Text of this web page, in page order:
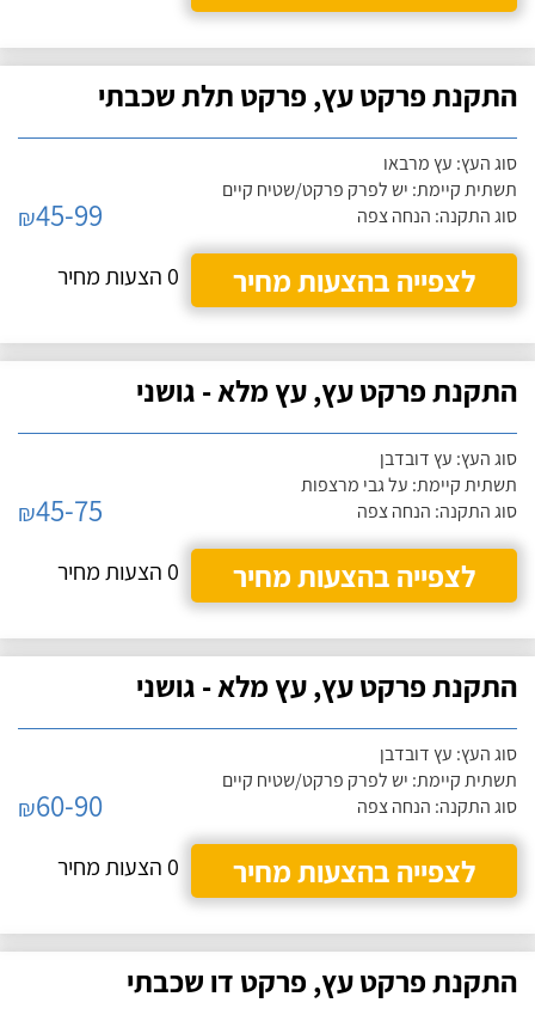
התקנת פרקט עץ, פרקט תלת שכבתי
סוג העץ: עץ מרבאו
תשתית קיימת: יש לפרק פרקט/שטיח קיים
סוג התקנה: הנחה צפה
₪45-99
לצפייה בהצעות מחיר
0 הצעות מחיר
התקנת פרקט עץ, עץ מלא - גושני
סוג העץ: עץ דובדבן
תשתית קיימת: על גבי מרצפות
סוג התקנה: הנחה צפה
₪45-75
לצפייה בהצעות מחיר
0 הצעות מחיר
התקנת פרקט עץ, עץ מלא - גושני
סוג העץ: עץ דובדבן
תשתית קיימת: יש לפרק פרקט/שטיח קיים
סוג התקנה: הנחה צפה
₪60-90
לצפייה בהצעות מחיר
0 הצעות מחיר
התקנת פרקט עץ, פרקט דו שכבתי